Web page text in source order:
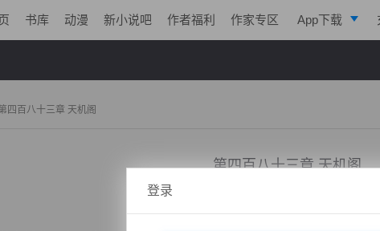
书库 动漫 新小说吧 作者福利 作家专区 App下载
四百八十三章 天机阁
第四百八十三章 天机阁
小说：绝世药皇
登录